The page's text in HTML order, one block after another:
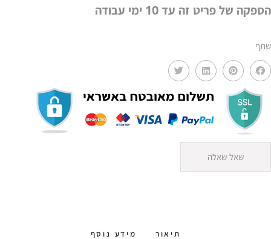
הספקה של פריט זה עד 10 ימי עבודה
שתף
שאל שאלה
תיאור מידע נוסף